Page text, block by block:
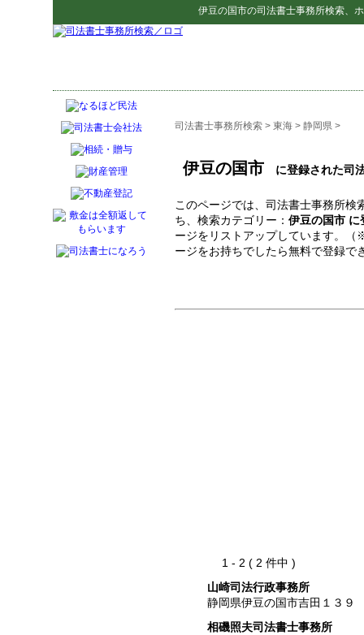
伊豆の国市の司法書士事務所検索、
司法書士事務所検索 > 東海 > 静岡県 >
伊豆の国市 に登録された司
このページでは、司法書士事務所検
ち、検索カテゴリー： 伊豆の国市 に
ージをリストアップしています。
ージをお持ちでしたら無料で登録で
1 - 2 ( 2 件中 )
山崎司法行政事務所
静岡県伊豆の国市吉田１３９
相磯照夫司法書士事務所